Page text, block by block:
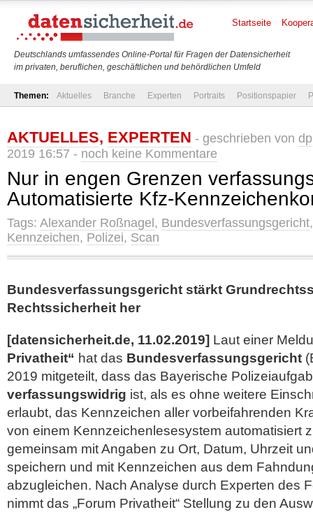
Deutschlands umfassendes Online-Portal für Fragen der Datensicherheit
im privaten, beruflichen, geschäftlichen und behördlichen Umfeld
Startseite
Themen: Aktuelles Branche Experten Portraits Positionspapier
AKTUELLES, EXPERTEN - geschrieben von dp
2019 16:57 - noch keine Kommentare
Nur in engen Grenzen
Automatisierte Kfz-
Tags: Alexander Roßnagel , Bundesverfassungsgericht
Kennzeichen, Polizei, Scan
Bundesverfassungsgericht stärkt
Rechtssicherheit her
[datensicherheit.de, 11.02.2019] Laut einer
Privatheit“ hat das Bundesverfassungsgericht
2019 mitgeteilt, dass das Bayerische
verfassungswidrig ist, als es ohne weitere
erlaubt, das Kennzeichen aller vorbeifahrenden
von einem Kennzeichenlesesystem automatisiert
gemeinsam mit Angaben zu Ort, Datum, Uhrzeit
speichern und mit Kennzeichen aus dem
abzugleichen. Nach Analyse durch Experten des
nimmt das „Forum Privatheit“ Stellung zu den